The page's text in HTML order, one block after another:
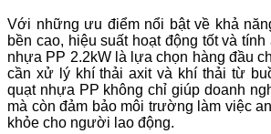
Với những ưu điểm nổi bật về khả
bền cao, hiệu suất hoạt động tốt và
nhựa PP 2.2kW là lựa chọn hàng đầu
cần xử lý khí thải axit và khí thải từ
quạt nhựa PP không chỉ giúp doanh
mà còn đảm bảo môi trường làm việc
khỏe cho người lao động.